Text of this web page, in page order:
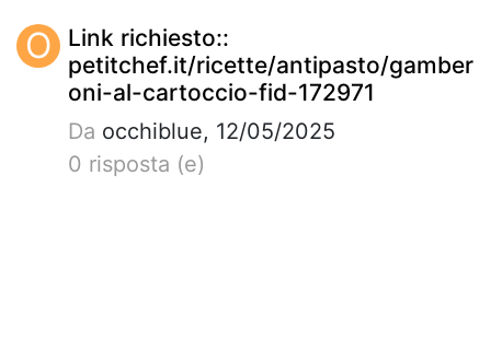
O
Link richiesto::
petitchef.it/ricette/antipasto/gamber
oni-al-cartoccio-fid-172971
Da occhiblue, 12/05/2025
0 risposta (e)